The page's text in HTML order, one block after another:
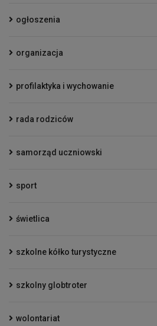
ogłoszenia
organizacja
profilaktyka i wychowanie
rada rodziców
samorząd uczniowski
sport
świetlica
szkolne kółko turystyczne
szkolny globtroter
wolontariat